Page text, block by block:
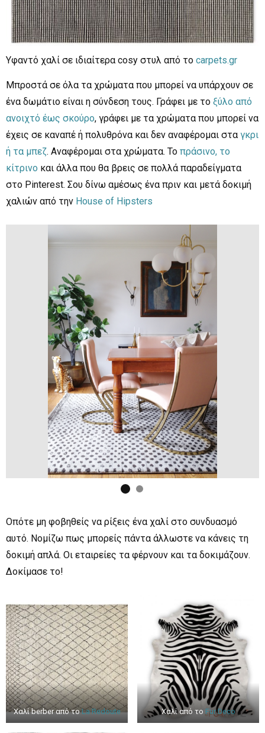
Υφαντό χαλί σε ιδιαίτερα cosy στυλ από το carpets.gr
Μπροστά σε όλα τα χρώματα που μπορεί να υπάρχουν σε
ένα δωμάτιο είναι η σύνδεση τους. Γράφει με το ξύλο από
ανοιχτό έως σκούρο, γράφει με τα χρώματα που μπορεί να
έχεις σε καναπέ ή πολυθρόνα και δεν αναφέρομαι στα γκρι
ή τα μπεζ. Αναφέρομαι στα χρώματα. Το πράσινο, το
κίτρινο και άλλα που θα βρεις σε πολλά παραδείγματα
στο Pinterest. Σου δίνω αμέσως ένα πριν και μετά δοκιμή
χαλιών από την House of Hipsters
Οπότε μη φοβηθείς να ρίξεις ένα χαλί στο συνδυασμό
αυτό. Νομίζω πως μπορείς πάντα άλλωστε να κάνεις τη
δοκιμή απλά. Οι εταιρείες τα φέρνουν και τα δοκιμάζουν.
Δοκίμασε το!
Χαλί berber από τοLa Redoute Xαλί από το Fur Deco